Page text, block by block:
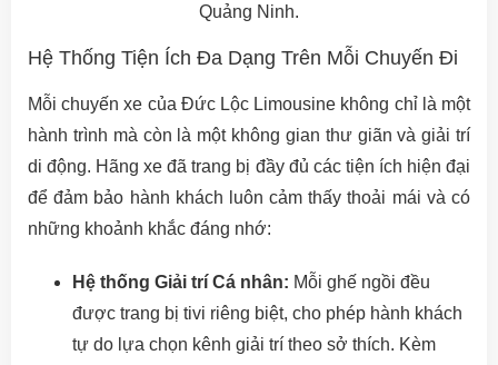
Quảng Ninh.
Hệ Thống Tiện Ích Đa Dạng Trên Mỗi Chuyến Đi
Mỗi chuyến xe của Đức Lộc Limousine không chỉ là một
hành trình mà còn là một không gian thư giãn và giải trí
di động. Hãng xe đã trang bị đầy đủ các tiện ích hiện đại
để đảm bảo hành khách luôn cảm thấy thoải mái và có
những khoảnh khắc đáng nhớ:
Hệ thống Giải trí Cá nhân: Mỗi ghế ngồi đều
được trang bị tivi riêng biệt, cho phép hành khách
tự do lựa chọn kênh giải trí theo sở thích. Kèm